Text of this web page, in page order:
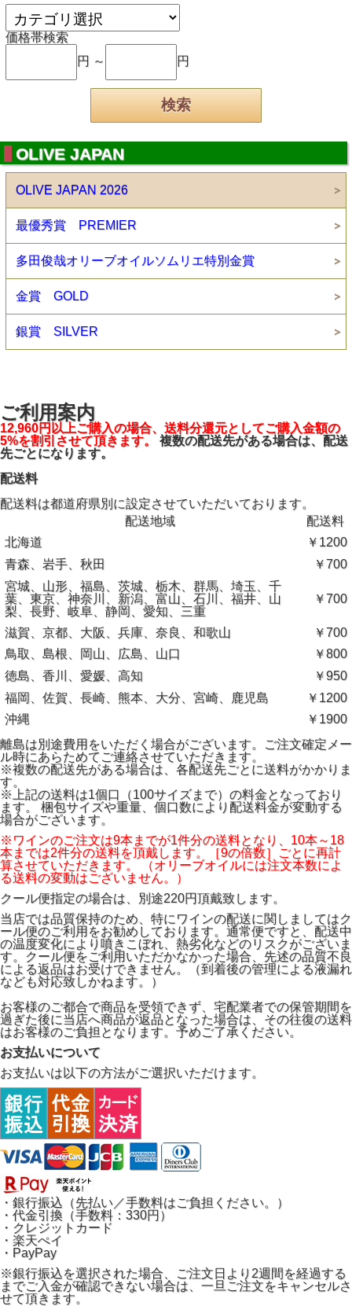
価格帯検索
円 ～
円
OLIVE JAPAN
OLIVE JAPAN 2026
最優秀賞 PREMIER
多田俊哉オリーブオイルソムリエ特別金賞
金賞 GOLD
銀賞 SILVER
ご利用案内
12,960円以上ご購入の場合、送料分還元としてご購入金額の
5%を割引させて頂きます。
複数の配送先がある場合は、配送
先ごとになります。
配送料
配送料は都道府県別に設定させていただいております。
配送地域
配送料
北海道
￥1200
青森、岩手、秋田
￥700
宮城、山形、福島、茨城、栃木、群馬、埼玉、千
葉、東京、神奈川、新潟、富山、石川、福井、山
梨、長野、岐阜、静岡、愛知、三重
￥700
滋賀、京都、大阪、兵庫、奈良、和歌山
￥700
鳥取、島根、岡山、広島、山口
￥800
徳島、香川、愛媛、高知
￥950
福岡、佐賀、長崎、熊本、大分、宮崎、鹿児島
￥1200
沖縄
￥1900
離島は別途費用をいただく場合がございます。ご注文確定メー
ル時にあらためてご連絡させていただきます。
※複数の配送先がある場合は、各配送先ごとに送料がかかりま
す。
※上記の送料は1個口（100サイズまで）の料金となっており
ます。 梱包サイズや重量、個口数により配送料金が変動する
場合がございます。
※ワインのご注文は9本までが1件分の送料となり、10本～18
本までは2件分の送料を頂戴します。［9の倍数］ごとに再計
算させていただきます。 （オリーブオイルには注文本数によ
る送料の変動はございません。）
クール便指定の場合は、別途220円頂戴致します。
当店では品質保持のため、特にワインの配送に関しましてはク
ール便のご利用をお勧めしております。通常便ですと、配送中
の温度変化により噴きこぼれ、熱劣化などのリスクがございま
す。クール便をご利用いただかなかった場合、先述の品質不良
による返品はお受けできません。（到着後の管理による液漏れ
なども対応致しかねます。）
お客様のご都合で商品を受領できず、宅配業者での保管期間を
過ぎた後に当店へ商品が返品となった場合は、その往復の送料
はお客様のご負担となります。予めご了承ください。
お支払いについて
お支払いは以下の方法がご選択いただけます。
・銀行振込（先払い／手数料はご負担ください。）
・代金引換（手数料：330円）
・クレジットカード
・楽天ぺイ
・PayPay
※銀行振込を選択された場合、ご注文日より2週間を経過する
までご入金が確認できない場合は、一旦ご注文をキャンセルさ
せて頂きます。